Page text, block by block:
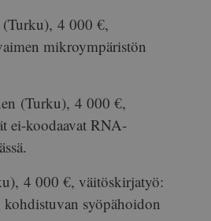
(Turku), 4 000 €,
mikroympäristön
(Turku), 4 000 €,
ei-koodaavat RNA-
4 000 €, väitöskirjatyö:
syöpähoidon